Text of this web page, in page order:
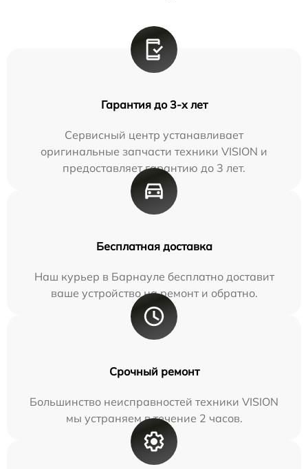
Гарантия до 3-х лет
Сервисный центр устанавливает
оригинальные запчасти техники VISION и
предоставляет гарантию до 3 лет.
Бесплатная доставка
Наш курьер в Барнауле бесплатно доставит
ваше устройство на ремонт и обратно.
Срочный ремонт
Большинство неисправностей техники VISION
мы устраняем в течение 2 часов.